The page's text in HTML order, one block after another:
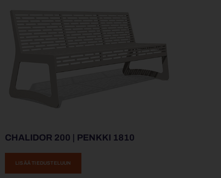
CHALIDOR 200 | PENKKI 1810
LISÄÄ TIEDUSTELUUN